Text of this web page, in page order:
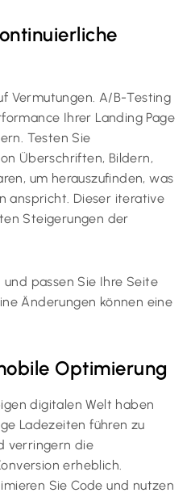
Vermutungen. A/B-Testing
Ihrer Landing Page
Testen Sie
Überschriften, Bildern,
um herauszufinden, was
anspricht. Dieser iterative
Steigerungen der
passen Sie Ihre Seite
Änderungen können eine
Optimierung
digitalen Welt haben
Ladezeiten führen zu
verringern die
erheblich.
Sie Code und nutzen